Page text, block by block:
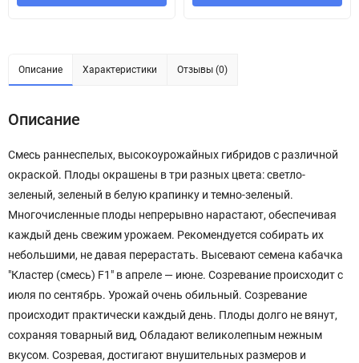
Описание Характеристики Отзывы (0)
Описание
Смесь раннеспелых, высокоурожайных гибридов с различной
окраской. Плоды окрашены в три разных цвета: светло-
зеленый, зеленый в белую крапинку и темно-зеленый.
Многочисленные плоды непрерывно нарастают, обеспечивая
каждый день свежим урожаем. Рекомендуется собирать их
небольшими, не давая перерастать. Высевают семена кабачка
"Кластер (смесь) F1" в апреле — июне. Созревание происходит с
июля по сентябрь. Урожай очень обильный. Созревание
происходит практически каждый день. Плоды долго не вянут,
сохраняя товарный вид, Обладают великолепным нежным
вкусом. Созревая, достигают внушительных размеров и